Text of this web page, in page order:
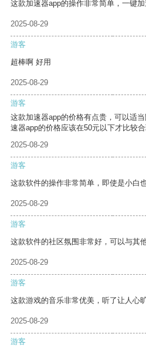
这款加速器app的操作非常简单，一键加
2025-08-29
游客
超棒啊 好用
2025-08-29
游客
这款加速器app的价格有点贵，可以适
速器app的价格应该在50元以下才比较合
2025-08-29
游客
这款软件的操作非常简单，即使是小白
2025-08-29
游客
这款软件的社区氛围非常好，可以与其
2025-08-29
游客
这款游戏的音乐非常优美，听了让人心旷
2025-08-29
游客